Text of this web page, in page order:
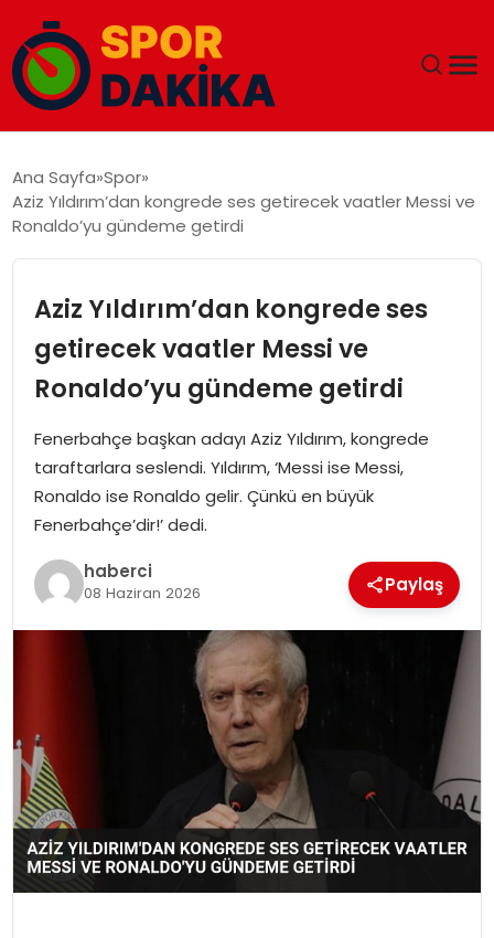
GÜNDEM
EKONOMI
MAGAZIN
SAĞLIK
SIYASET
YAŞAM
Ana Sayfa Spor
Aziz Yıldırım’dan kongrede ses getirecek vaatler Messi ve
Ronaldo’yu gündeme getirdi
Aziz Yıldırım’dan kongrede ses
getirecek vaatler Messi ve
Ronaldo’yu gündeme getirdi
Fenerbahçe başkan adayı Aziz Yıldırım, kongrede
taraftarlara seslendi. Yıldırım, ‘Messi ise Messi,
Ronaldo ise Ronaldo gelir. Çünkü en büyük
Fenerbahçe’dir!’ dedi.
haberci
08 Haziran 2026 Paylaş